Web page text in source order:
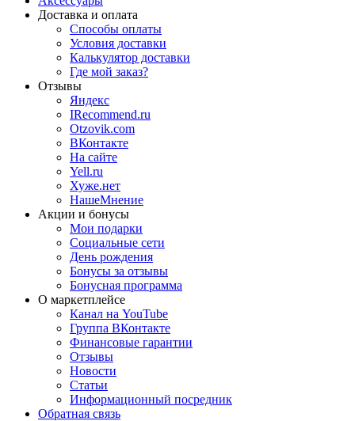
Доставка и оплата
Способы оплаты
Условия доставки
Калькулятор доставки
Где мой заказ?
Отзывы
Яндекс
IRecommend.ru
Otzovik.com
ВКонтакте
На сайте
Yell.ru
Хуже.нет
НашеМнение
Акции и бонусы
Мои подарки
Социальные сети
День рождения
Бонусы за отзывы
Бонусная программа
О маркетплейсе
Канал на YouTube
Группа ВКонтакте
Финансовые гарантии
Отзывы
Новости
Статьи
Информационный посредник
Обратная связь